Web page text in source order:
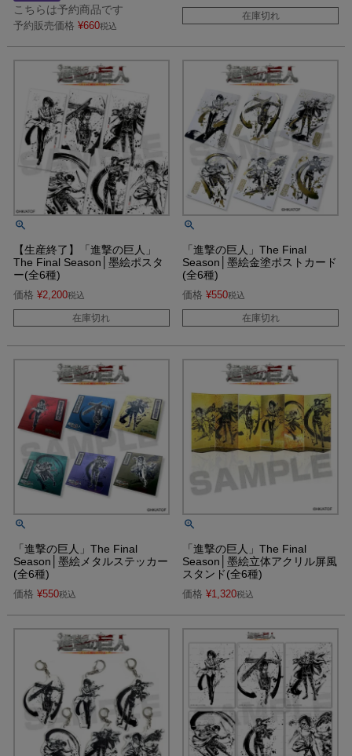
こちらは予約商品です
予約販売価格 ¥660税込
在庫切れ
【生産終了】「進撃の巨人」
The Final Season│墨絵ポスタ
ー(全6種)
価格 ¥2,200税込
在庫切れ
「進撃の巨人」The Final
Season│墨絵金塗ポストカード
(全6種)
価格 ¥550税込
在庫切れ
「進撃の巨人」The Final
Season│墨絵メタルステッカー
(全6種)
価格 ¥550税込
「進撃の巨人」The Final
Season│墨絵立体アクリル屏風
スタンド(全6種)
価格 ¥1,320税込